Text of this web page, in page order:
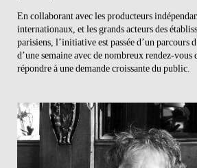
En collaborant avec les producteurs
internationaux, et les grands acteurs des
parisiens, l’initiative est passée d’un parcours
d’une semaine avec de nombreux rendez-vous
répondre à une demande croissante du public.